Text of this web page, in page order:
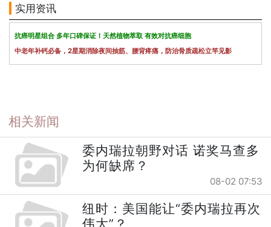
实用资讯
抗癌明星组合 多年口碑保证！天然植物萃取 有效对抗癌细胞
中老年补钙必备，2星期消除夜间抽筋、腰背疼痛，防治骨质疏松立竿见影
相关新闻
委内瑞拉朝野对话 诺奖马查多
为何缺席？
08-02 07:53
纽时：美国能让“委内瑞拉再次
伟大”？